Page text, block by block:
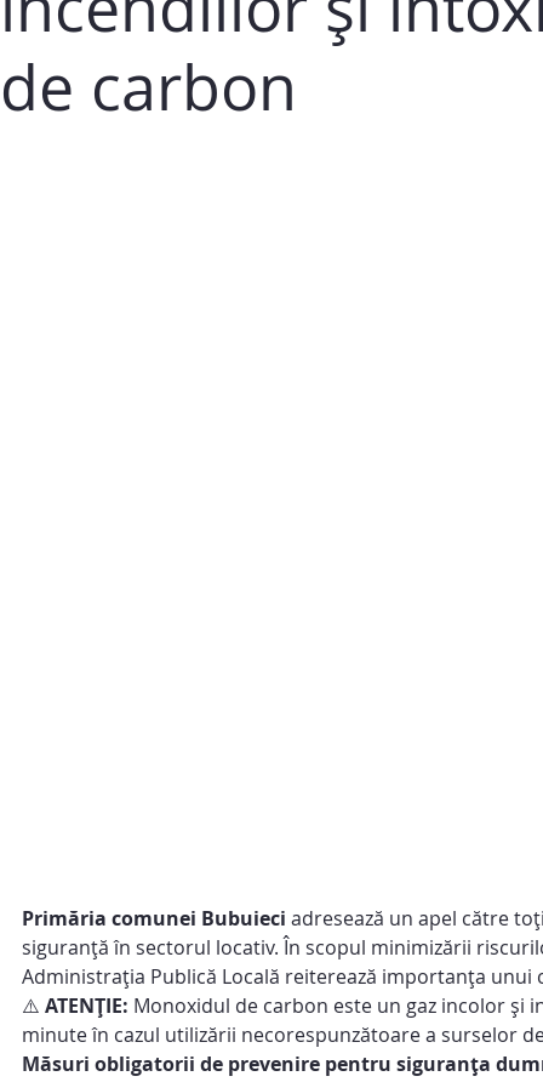
de carbon
Primăria comunei Bubuieci adresează un apel către
siguranță în sectorul locativ. În scopul minimizării
Administrația Publică Locală reiterează importanța
⚠️ ATENȚIE: Monoxidul de carbon este un gaz incolor și
minute în cazul utilizării necorespunzătoare a surselor
Măsuri obligatorii de prevenire pentru siguranța